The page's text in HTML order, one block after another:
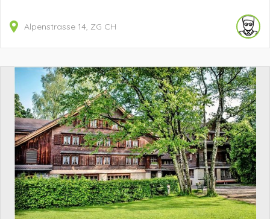
Alpenstrasse 14 ZG CH